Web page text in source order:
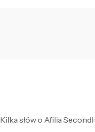
Kilka słów o Afilia